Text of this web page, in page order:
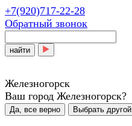
+7(920)717-22-28
Обратный звонок
найти
Железногорск
Ваш город Железногорск?
Да, все верно Выбрать другой